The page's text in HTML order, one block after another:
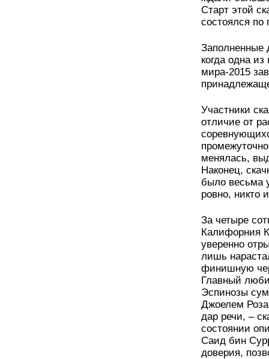
Старт этой
состоялся по
Заполненные
когда одна
мира-2015
Участники
отличие от
менялась,
Наконец,
было весьма
ровно, никто
За четыре
Калифорния
уверенно
лишь
финишную
Главный
Эспинозы
Джоелем
дар речи, –
состоянии
Саид бин
доверия,